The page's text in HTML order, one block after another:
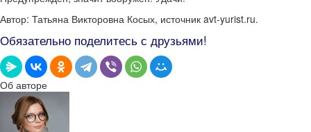
Автор: Татьяна Викторовна Косых, источник avt-yurist.ru.
Обязательно поделитесь с друзьями!
Об авторе